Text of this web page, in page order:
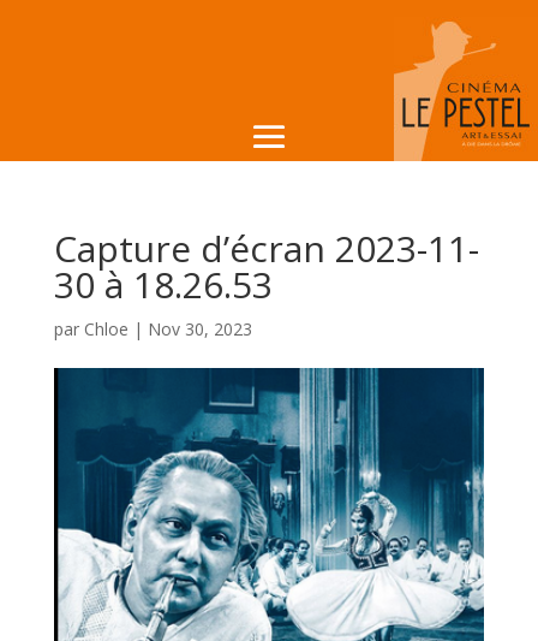
Capture d’écran 2023-11-
30 à 18.26.53
par Chloe | Nov 30, 2023